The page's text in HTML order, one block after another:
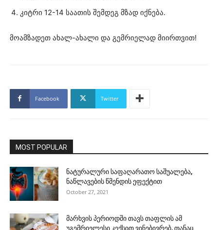
კიტრი 12-14 საათის შემდეგ მზად იქნება.
მოამზადეთ ახალ-ახალი და გემრიელად მიირთვით!
Facebook Twitter
MOST POPULAR
ნატურალური საფაღარათო საშუალება,
ნაწლავების წმენდის ეფექტით
October 27, 2021
მარხვის პერიოდში თავს თაფლის ამ
უგემრიელესი კექსით ვინებივრებ, თანაც